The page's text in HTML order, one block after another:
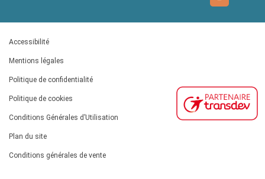
Accessibilité
Mentions légales
Politique de confidentialité
Politique de cookies
Conditions Générales d’Utilisation
Plan du site
Conditions générales de vente